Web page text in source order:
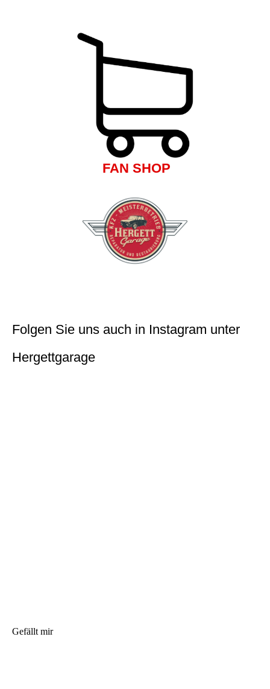
FAN SHOP
Folgen Sie uns auch in Instagram unter
Hergettgarage
Gefällt mir